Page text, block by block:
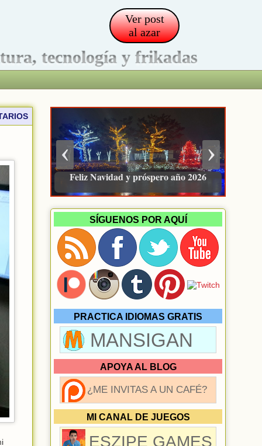
Ver post
al azar
tecnología y frikadas
Pacienzudo, newsletter sobre finanzas
e inversión
›
‹
SÍGUENOS POR AQUÍ
PRACTICA IDIOMAS GRATIS
MANSIGAN
APOYA AL BLOG
¿ME INVITAS A UN CAFÉ?
MI CANAL DE JUEGOS
ESZIPE GAMES